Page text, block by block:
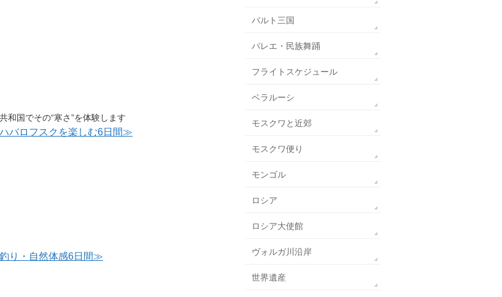
国でその“寒さ”を体験します
バロフスクを楽しむ6日間≫
り・自然体感6日間≫
バルト三国
バレエ・民族舞踊
フライトスケジュール
ベラルーシ
モスクワと近郊
モスクワ便り
モンゴル
ロシア
ロシア大使館
ヴォルガ川沿岸
世界遺産